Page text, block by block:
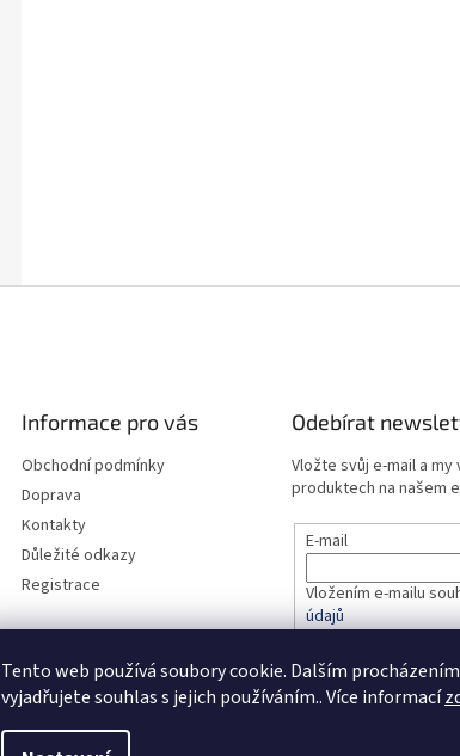
Tento web používá soubory cookie. Dalším
vyjadřujete souhlas s jejich používáním.. Více informací
Informace pro vás
Obchodní podmínky
Doprava
Kontakty
Důležité odkazy
Registrace
Odebírat
Vložte svůj e-mail a
produktech na našem
E-mail
Vložením e-mailu
údajů
PŘIHLÁSIT SE